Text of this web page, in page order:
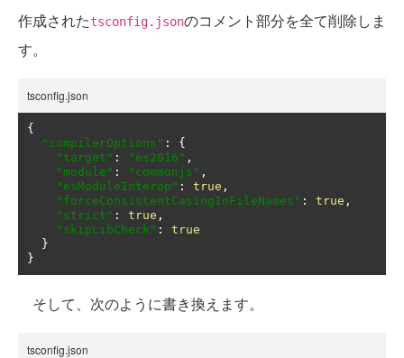
作成されたtsconfig.jsonのコメント部分を全て削除しま
す。
tsconfig.json
{
"compilerOptions" :
{
"target" : "es2016" ,
"module" : "commonjs" ,
"esModuleInterop" : true ,
"forceConsistentCasingInFileNames" : true ,
"strict" : true ,
"skipLibCheck" :
true
}
}
そして、次のように書き換えます。
tsconfig.json